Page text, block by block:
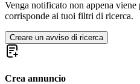
Venga notificato non appena
corrisponde ai tuoi filtri di ricerca.
Creare un avviso di ricerca
Crea annuncio